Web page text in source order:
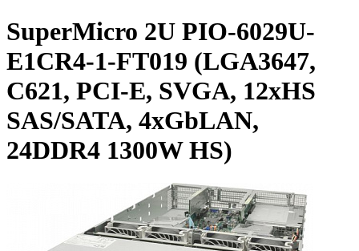
SuperMicro 2U PIO-6029U-
E1CR4-1-FT019 (LGA3647,
C621, PCI-E, SVGA, 12xHS
SAS/SATA, 4xGbLAN,
24DDR4 1300W HS)